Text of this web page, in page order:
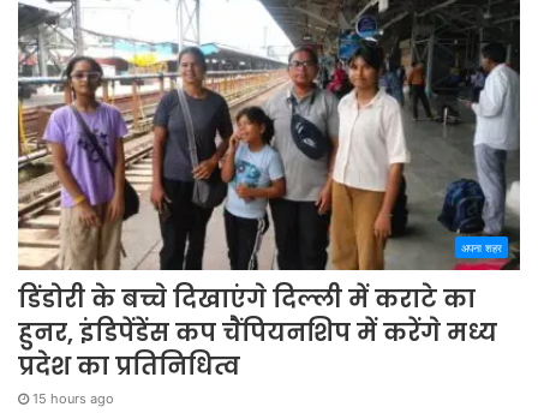
अपना शहर
डिंडोरी के बच्चे दिखाएंगे दिल्ली में कराटे का
हुनर, इंडिपेंडेंस कप चैंपियनशिप में करेंगे मध्य
प्रदेश का प्रतिनिधित्व
15 hours ago